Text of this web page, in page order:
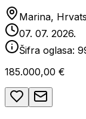
Marina,
07. 07. 2026.
Šifra oglasa:
185.000,00 €